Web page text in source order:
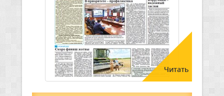
Читать